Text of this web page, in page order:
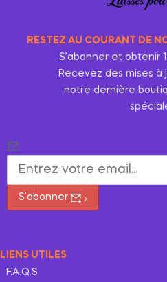
RESTEZ AU COURANT DE
S’abonner et obtenir
Recevez des mises à
notre dernière
S'abonner
LIENS UTILES
F.A.Q.S